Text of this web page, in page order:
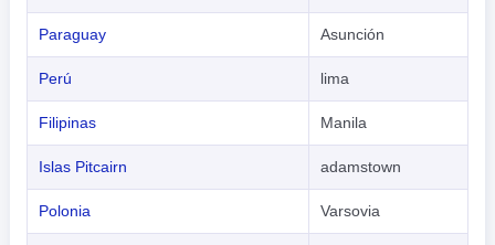
Paraguay Asunción
Perú lima
Filipinas Manila
Islas Pitcairn adamstown
Polonia Varsovia